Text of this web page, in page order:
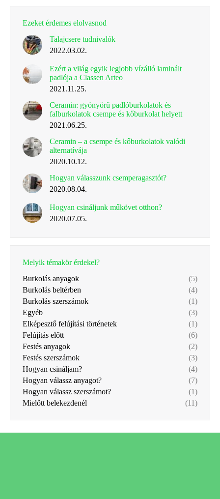
Ezeket érdemes elolvasnod
Talajcsere tudnivalók
2022.03.02.
Ezért a világ egyik legjobb vízálló laminált
padlója a Classen Arteo
2021.11.25.
Ceramin: gyönyörű padlóburkolatok és
falburkolatok csempe és kőburkolat helyett
2021.06.25.
Ceramin – a csempe és kőburkolatok valódi
alternatívája
2020.10.12.
Hogyan válasszunk csemperagasztót?
2020.08.04.
Hogyan csináljunk műkövet otthon?
2020.07.05.
Melyik témakör érdekel?
Burkolás anyagok
(5)
Burkolás beltérben
(4)
Burkolás szerszámok
(1)
Egyéb
(3)
Elképesztő felújítási történetek
(1)
Felújítás előtt
(6)
Festés anyagok
(2)
Festés szerszámok
(3)
Hogyan csináljam?
(4)
Hogyan válassz anyagot?
(7)
Hogyan válassz szerszámot?
(1)
Mielőtt belekezdenél
(11)